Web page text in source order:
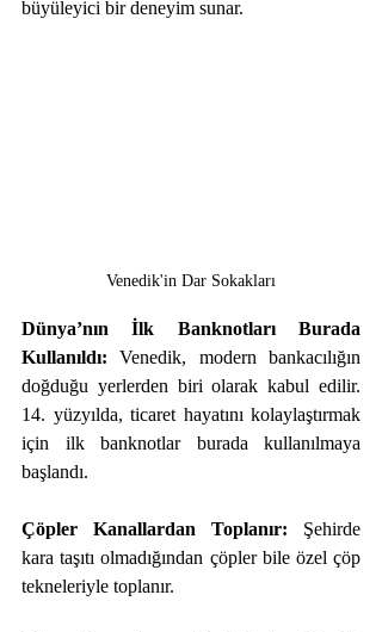
büyüleyici bir deneyim sunar.
Venedik'in Dar Sokakları
Dünya’nın İlk Banknotları Burada
Kullanıldı: Venedik, modern bankacılığın
doğduğu yerlerden biri olarak kabul edilir.
14. yüzyılda, ticaret hayatını kolaylaştırmak
için ilk banknotlar burada kullanılmaya
başlandı.
Çöpler Kanallardan Toplanır: Şehirde
kara taşıtı olmadığından çöpler bile özel çöp
tekneleriyle toplanır.